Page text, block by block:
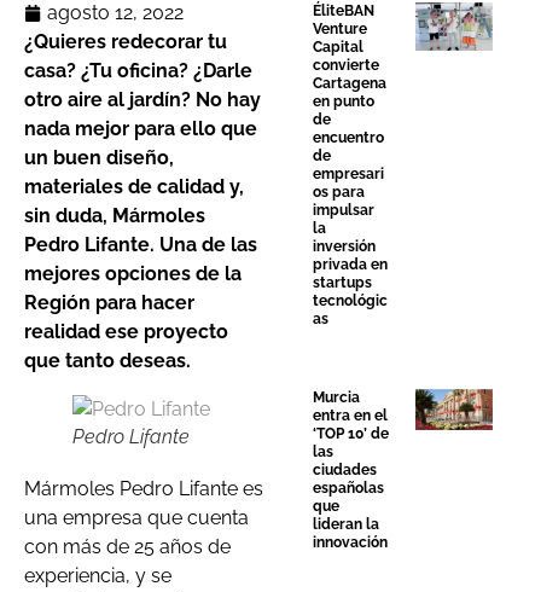
agosto 12, 2022
¿Quieres redecorar tu
casa? ¿Tu oficina? ¿Darle
otro aire al jardín? No hay
nada mejor para ello que
un buen diseño,
materiales de calidad y,
sin duda, Mármoles
Pedro Lifante. Una de las
mejores opciones de la
Región para hacer
realidad ese proyecto
que tanto deseas.
Pedro Lifante
Mármoles Pedro Lifante es
una empresa que cuenta
con más de 25 años de
experiencia, y se
ÉliteBAN
Venture
Capital
convierte
Cartagena
en punto
de
encuentro
de
empresari
os para
impulsar
la
inversión
privada en
startups
tecnológic
as
Murcia
entra en el
‘TOP 10’ de
las
ciudades
españolas
que
lideran la
innovación